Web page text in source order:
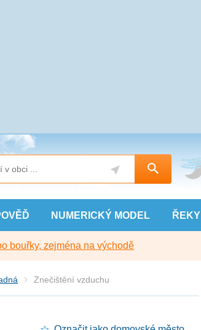
NUMERICKÝ MODEL ŘEKY
bouřky, zejména na východě
Znečištění vzduchu